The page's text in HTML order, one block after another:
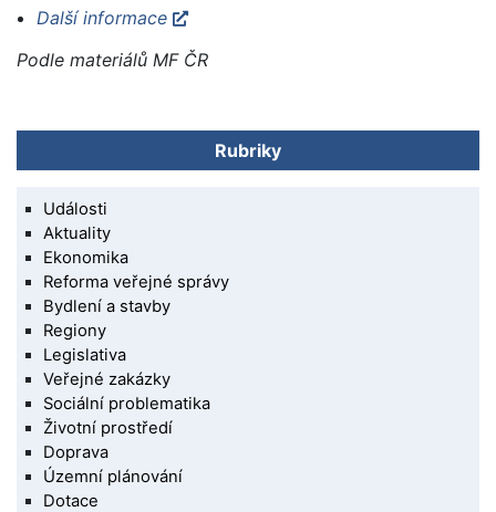
Další informace
Podle materiálů MF ČR
Rubriky
Události
Aktuality
Ekonomika
Reforma veřejné správy
Bydlení a stavby
Regiony
Legislativa
Veřejné zakázky
Sociální problematika
Životní prostředí
Doprava
Územní plánování
Dotace